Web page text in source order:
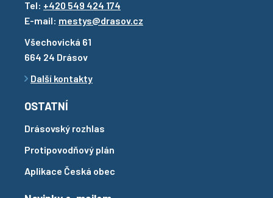
Tel: +420 549 424 174
E-mail: mestys@drasov.cz
Všechovická 61
664 24 Drásov
Další kontakty
OSTATNÍ
Drásovský rozhlas
Protipovodňový plán
Aplikace Česká obec